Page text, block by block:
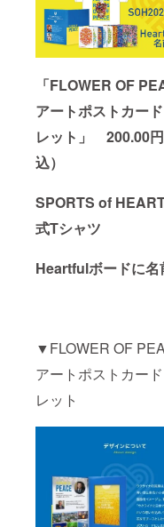
「FLOWER OF
アートポストカー
レット」 200.00
込）
SPORTS of
式Tシャツ
Heartfulボードに名
▼FLOWER OF
アートポストカー
レット